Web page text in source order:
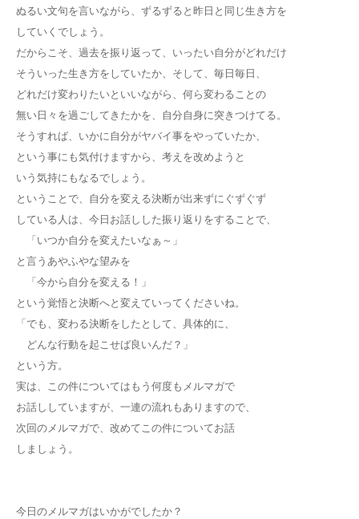
ぬるい文句を言いながら、ずるずると昨日と同じ生き方を
していくでしょう。
だからこそ、過去を振り返って、いったい自分がどれだけ
そういった生き方をしていたか、そして、毎日毎日、
どれだけ変わりたいといいながら、何ら変わることの
無い日々を過ごしてきたかを、自分自身に突きつけてる。
そうすれば、いかに自分がヤバイ事をやっていたか、
という事にも気付けますから、考えを改めようと
いう気持にもなるでしょう。
ということで、自分を変える決断が出来ずにぐずぐず
している人は、今日お話しした振り返りをすることで、
「いつか自分を変えたいなぁ～」
と言うあやふやな望みを
「今から自分を変える！」
という覚悟と決断へと変えていってくださいね。
「でも、変わる決断をしたとして、具体的に、
どんな行動を起こせば良いんだ？」
という方。
実は、この件についてはもう何度もメルマガで
お話ししていますが、一連の流れもありますので、
次回のメルマガで、改めてこの件についてお話
しましょう。
今日のメルマガはいかがでしたか？